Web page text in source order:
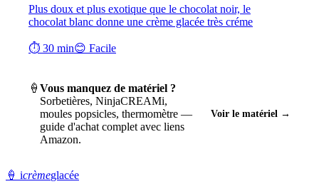
Plus doux et plus exotique que le chocolat noir, le
chocolat blanc donne une crème glacée très créme
⏱ 30 min😊 Facile
🍦 Vous manquez de matériel ?
Sorbetières, NinjaCREAMi,
moules popsicles, thermomètre —
guide d'achat complet avec liens
Amazon.
Voir le matériel →
🍦 icrèmeglacée